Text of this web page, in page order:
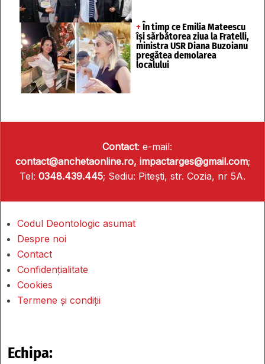
+ În timp ce Emilia Mateescu
își sărbătorea ziua la Fratelli,
ministra USR Diana Buzoianu
pregătea demolarea
localului
Contact: e-mail:
contact@anchetaonline.ro, impactarges@gmail.com;
Tel: 0348.439.445; Sediu: Pitești, str. Cozia, nr 5A.
Codul Deontologic asumat
Despre noi
Contact
Confidențialitate
Cookies
Termene și condiții
Echipa: